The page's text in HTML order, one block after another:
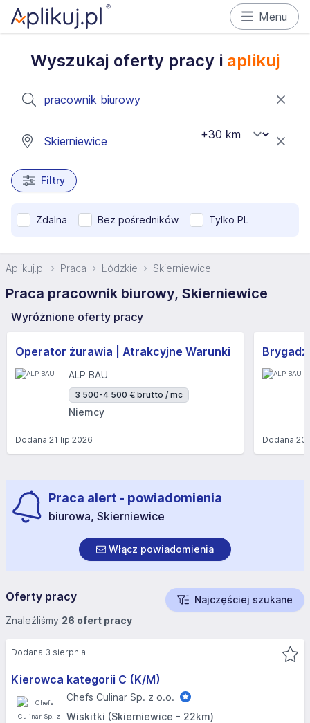
Menu
Wyszukaj oferty pracy i aplikuj
Filtry
Zdalna Bez pośredników Tylko PL
Aplikuj.pl Praca Łódzkie Skierniewice
Praca pracownik biurowy, Skierniewice
Wyróżnione oferty pracy
Operator żurawia | Atrakcyjne Warunki
ALP BAU
3 500-4 500 € brutto / mc
Niemcy
Dodana 21 lip 2026 Dodana20
Praca alert - powiadomienia
biurowa, Skierniewice
Włącz powiadomienia
Oferty pracy
Najczęściej szukane
Znaleźliśmy 26 ofert pracy
Kierowca kategorii C (K/M)
Chefs Culinar Sp. z o.o.
Wiskitki (Skierniewice - 22km)
Dodana 3 sierpnia